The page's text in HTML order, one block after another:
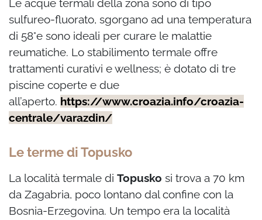
Le acque termali della zona sono di tipo
sulfureo-fluorato, sgorgano ad una temperatura
di 58°e sono ideali per curare le malattie
reumatiche. Lo stabilimento termale offre
trattamenti curativi e wellness; è dotato di tre
piscine coperte e due
all’aperto. https://www.croazia.info/croazia-
centrale/varazdin/
Le terme di Topusko
La località termale di Topusko si trova a 70 km
da Zagabria, poco lontano dal confine con la
Bosnia-Erzegovina. Un tempo era la località